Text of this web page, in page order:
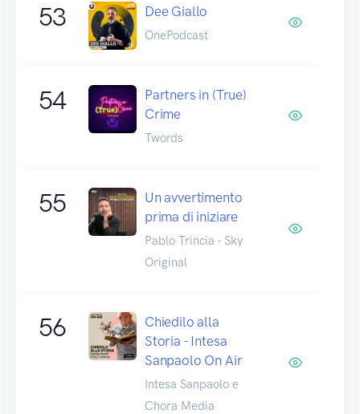
53 Dee Giallo
OnePodcast
54
Partners in (True)
Crime
Twords
55
Un avvertimento
prima di iniziare
Pablo Trincia - Sky
Original
56
Chiedilo alla
Storia - Intesa
Sanpaolo On Air
Intesa Sanpaolo e
Chora Media